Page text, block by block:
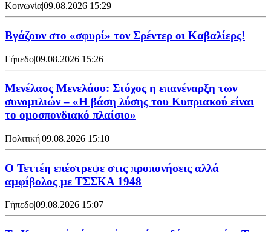
Κοινωνία|09.08.2026 15:29
Bγάζουν στο «σφυρί» τον Σρέντερ οι Καβαλίερς!
Γήπεδο|09.08.2026 15:26
Μενέλαος Μενελάου: Στόχος η επανέναρξη των
συνομιλιών – «Η βάση λύσης του Κυπριακού είναι
το ομοσπονδιακό πλαίσιο»
Πολιτική|09.08.2026 15:10
Ο Τεττέη επέστρεψε στις προπονήσεις αλλά
αμφίβολος με ΤΣΣΚΑ 1948
Γήπεδο|09.08.2026 15:07